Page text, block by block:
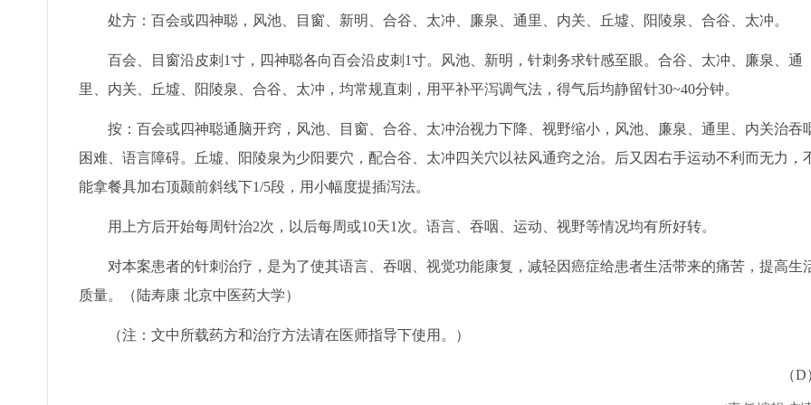
处方：百会或四神聪，风池、目窗、新明、合谷、太冲、廉泉、通里、内关、丘墟、阳陵泉、合谷、太冲。
百会、目窗沿皮刺1寸，四神聪各向百会沿皮刺1寸。风池、新明，针刺务求针感至眼。合谷、太冲、廉泉、通
里、内关、丘墟、阳陵泉、合谷、太冲，均常规直刺，用平补平泻调气法，得气后均静留针30~40分钟。
按：百会或四神聪通脑开窍，风池、目窗、合谷、太冲治视力下降、视野缩小，风池、廉泉、通里、内关治吞
困难、语言障碍。丘墟、阳陵泉为少阳要穴，配合谷、太冲四关穴以祛风通窍之治。后又因右手运动不利而无力，
能拿餐具加右顶颞前斜线下1/5段，用小幅度提插泻法。
用上方后开始每周针治2次，以后每周或10天1次。语言、吞咽、运动、视野等情况均有所好转。
对本案患者的针刺治疗，是为了使其语言、吞咽、视觉功能康复，减轻因癌症给患者生活带来的痛苦，提高生
质量。（陆寿康 北京中医药大学）
（注：文中所载药方和治疗方法请在医师指导下使用。）
（D